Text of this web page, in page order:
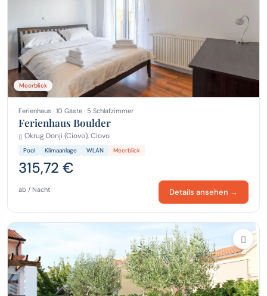
Meerblick
Ferienhaus · 10 Gäste · 5 Schlafzimmer
Ferienhaus Boulder
Okrug Donji (Ciovo), Ciovo
Pool Klimaanlage WLAN Meerblick
315,72 €
ab / Nacht Details ansehen →